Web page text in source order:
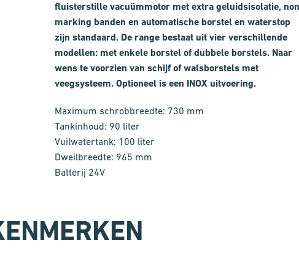
fluisterstille vacuümmotor met extra geluidsisolatie, non
marking banden en automatische borstel en waterstop
zijn standaard. De range bestaat uit vier verschillende
modellen: met enkele borstel of dubbele borstels. Naar
wens te voorzien van schijf of walsborstels met
veegsysteem. Optioneel is een INOX uitvoering.
Maximum schrobbreedte: 730 mm
Tankinhoud: 90 liter
Vuilwatertank: 100 liter
Dweilbreedte: 965 mm
Batterij 24V